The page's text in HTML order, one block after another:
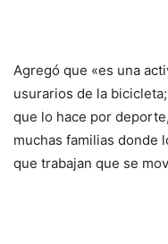
Agregó que «es una
usurarios de la
que lo hace por
muchas familias donde
que trabajan que se